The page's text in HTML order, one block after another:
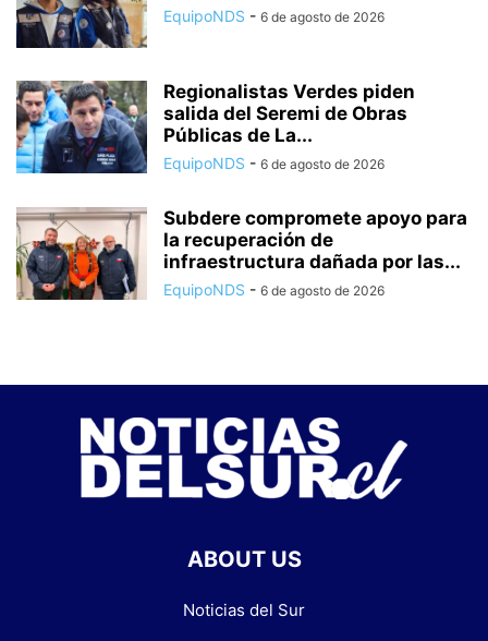
EquipoNDS - 6 de agosto de 2026
Regionalistas Verdes piden
salida del Seremi de Obras
Públicas de La...
EquipoNDS - 6 de agosto de 2026
Subdere compromete apoyo para
la recuperación de
infraestructura dañada por las...
EquipoNDS - 6 de agosto de 2026
ABOUT US
Noticias del Sur